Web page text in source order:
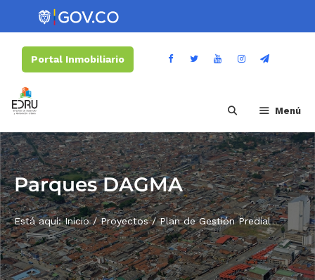
Portal Inmobiliario
Menú
Parques DAGMA
Está aquí:Inicio/Proyectos/Plan de Gestión Predial